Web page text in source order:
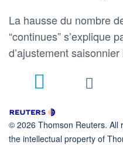
La hausse du nombre
“continues” s’explique
d’ajustement
© 2026 Thomson Reuters. All
the intellectual property of